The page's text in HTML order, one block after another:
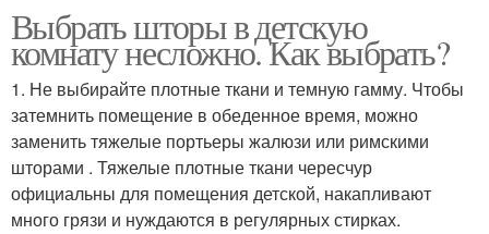
Выбрать шторы в детскую
комнату несложно. Как выбрать?
1. Не выбирайте плотные ткани и темную гамму. Чтобы
затемнить помещение в обеденное время, можно
заменить тяжелые портьеры жалюзи или римскими
шторами . Тяжелые плотные ткани чересчур
официальны для помещения детской, накапливают
много грязи и нуждаются в регулярных стирках.